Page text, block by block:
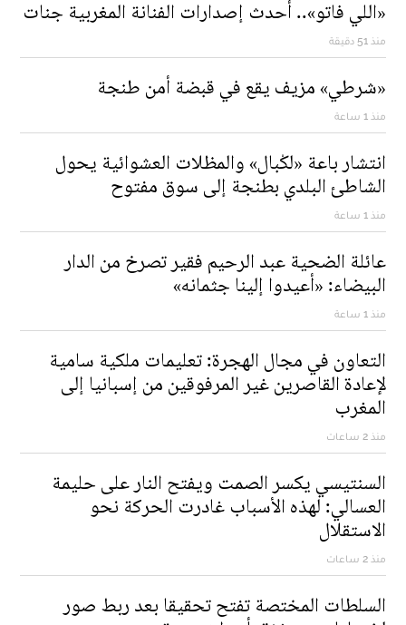
«اللي فاتو».. أحدث إصدارات الفنانة المغربية جنات
منذ 51 دقيقة
«شرطي» مزيف يقع في قبضة أمن طنجة
منذ 1 ساعة
انتشار باعة «لكْبال» والمظلات العشوائية يحول
الشاطئ البلدي بطنجة إلى سوق مفتوح
منذ 1 ساعة
عائلة الضحية عبد الرحيم فقير تصرخ من الدار
البيضاء: «أعيدوا إلينا جثمانه»
منذ 1 ساعة
التعاون في مجال الهجرة: تعليمات ملكية سامية
لإعادة القاصرين غير المرفوقين من إسبانيا إلى
المغرب
منذ 2 ساعات
السنتيسي يكسر الصمت ويفتح النار على حليمة
العسالي: لهذه الأسباب غادرت الحركة نحو
الاستقلال
منذ 2 ساعات
السلطات المختصة تفتح تحقيقا بعد ربط صور